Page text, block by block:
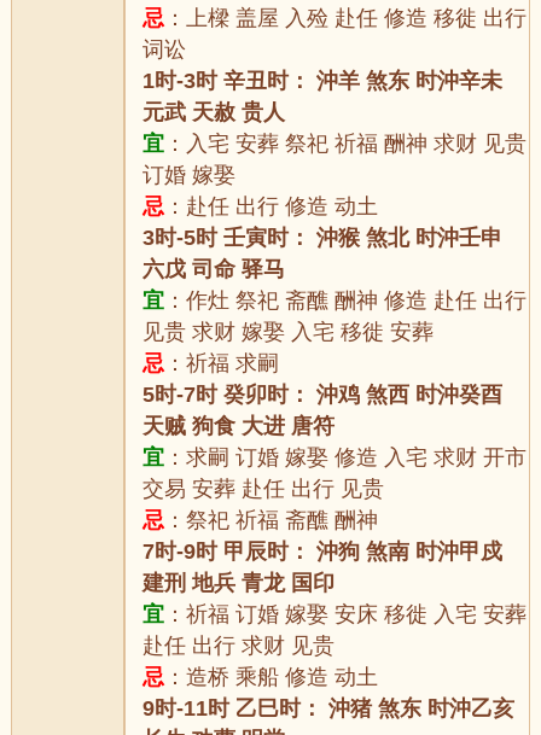
忌 ：上樑 盖屋 入殓 赴任 修造 移徙 出行
词讼
1时-3时 辛丑时： 沖羊 煞东 时沖辛未
元武 天赦 贵人
宜 ：入宅 安葬 祭祀 祈福 酬神 求财 见贵
订婚 嫁娶
忌 ：赴任 出行 修造 动土
3时-5时 壬寅时： 沖猴 煞北 时沖壬申
六戊 司命 驿马
宜 ：作灶 祭祀 斋醮 酬神 修造 赴任 出行
见贵 求财 嫁娶 入宅 移徙 安葬
忌 ：祈福 求嗣
5时-7时 癸卯时： 沖鸡 煞西 时沖癸酉
天贼 狗食 大进 唐符
宜 ：求嗣 订婚 嫁娶 修造 入宅 求财 开市
交易 安葬 赴任 出行 见贵
忌 ：祭祀 祈福 斋醮 酬神
7时-9时 甲辰时： 沖狗 煞南 时沖甲戍
建刑 地兵 青龙 国印
宜 ：祈福 订婚 嫁娶 安床 移徙 入宅 安葬
赴任 出行 求财 见贵
忌 ：造桥 乘船 修造 动土
9时-11时 乙巳时： 沖猪 煞东 时沖乙亥